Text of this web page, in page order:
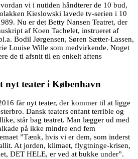
vi i nutiden håndterer de 10 bud,
Kieslowski lavede tv-serien i 10
Nu er det Betty Nansen Teatret, der
af Koen Tachelet, instrueret af
Bodil Jørgensen, Søren Sætter-Lassen,
Louise Wille som medvirkende. Noget
de ti afsnit til en enkelt aftens
nyt teater i København
får nyt teater, der kommer til at ligge
Dansk teaters enfant terrible og
står bag teatret. Man lægger ud med
på ikke mindre end fem
”Tænk, hvis vi er dem, som inderst
At jorden, klimaet, flygtninge-krisen,
DET HELE, er ved at bukke under”.